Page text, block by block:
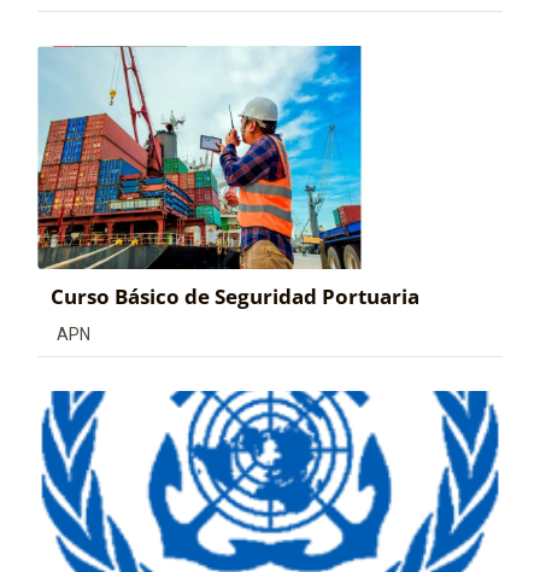
Curso Básico de Seguridad Portuaria
Categoría de cursos
APN